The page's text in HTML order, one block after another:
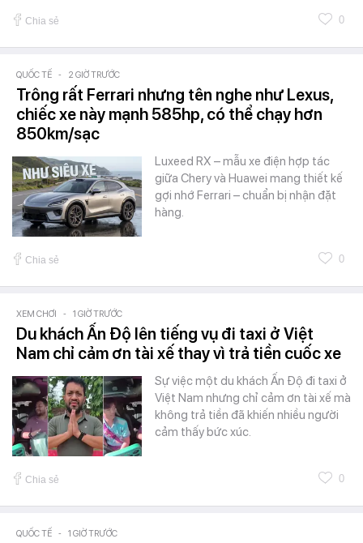
Chia sẻ 0
QUỐC TẾ - 2 GIỜ TRƯỚC
Trông rất Ferrari nhưng tên nghe như Lexus,
chiếc xe này mạnh 585hp, có thể chạy hơn
850km/sạc
Luxeed RX – mẫu xe điện hợp tác
giữa Chery và Huawei mang thiết kế
gợi nhớ Ferrari – chuẩn bị nhận đặt
hàng.
Chia sẻ 0
XEM CHƠI - 1 GIỜ TRƯỚC
Du khách Ấn Độ lên tiếng vụ đi taxi ở Việt
Nam chỉ cảm ơn tài xế thay vì trả tiền cuốc xe
Sự việc một du khách Ấn Độ đi taxi ở
Việt Nam nhưng chỉ cảm ơn tài xế mà
không trả tiền đã khiến nhiều người
cảm thấy bức xúc.
Chia sẻ 0
QUỐC TẾ - 1 GIỜ TRƯỚC